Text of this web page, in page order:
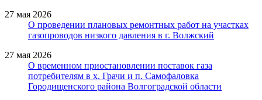
27 мая 2026
О проведении плановых ремонтных работ на участках
газопроводов низкого давления в г. Волжский
27 мая 2026
О временном приостановлении поставок газа
потребителям в х. Грачи и п. Самофаловка
Городищенского района Волгоградской области